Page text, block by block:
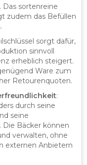
Das sortenreine
zudem das Befüllen
sorgt dafür,
sinnvoll
erheblich steigert.
Ware zum
Retourenquoten.
:
durch seine
seine
Bäcker können
verwalten, ohne
externen Anbietern